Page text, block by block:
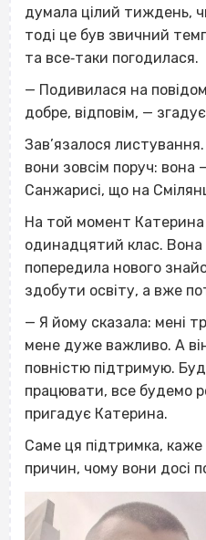
думала цілий тиждень,
тоді це був звичний
та все‐таки погодилася.
— Подивилася на
добре, відповім, —
Зав’язалося
вони зовсім поруч: вона
Санжарисі, що на
На той момент Катерина
одинадцятий клас. Вона
попередила нового
здобути освіту, а вже
— Я йому сказала: мені
мене дуже важливо. А
повністю підтримую.
працювати, все будемо
пригадує Катерина.
Саме ця підтримка, каже
причин, чому вони досі